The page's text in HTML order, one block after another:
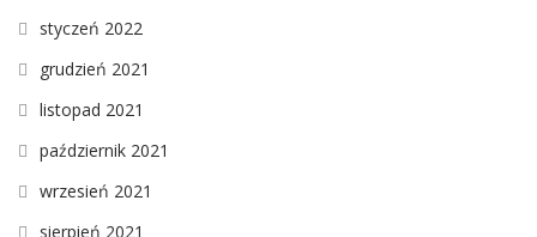
styczeń 2022
grudzień 2021
listopad 2021
październik 2021
wrzesień 2021
sierpień 2021